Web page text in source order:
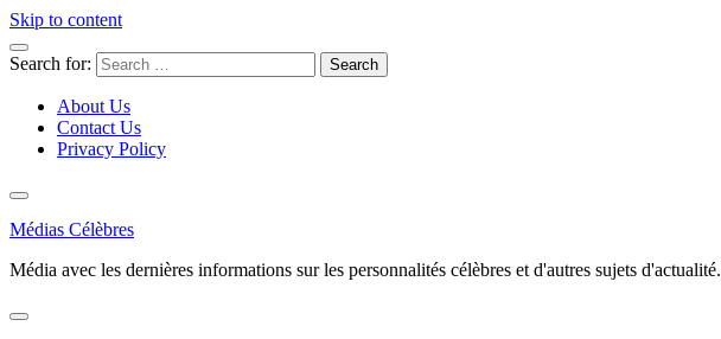
Skip to content
Search for:
About Us
Contact Us
Privacy Policy
Médias Célèbres
Média avec les dernières informations sur les personnalités célèbres et d'autres sujets d'actualité.